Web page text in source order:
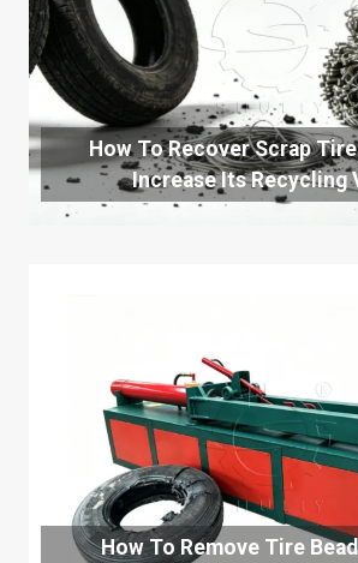
How To Recover Scrap
Increase Its Recycling
How To Remove Tire